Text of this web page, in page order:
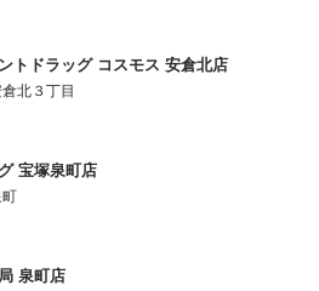
トドラッグ コスモス 安倉北店
北３丁目
宝塚泉町店
泉町店